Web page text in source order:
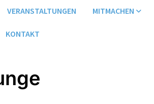
VERANSTALTUNGEN MITMACHEN
KONTAKT